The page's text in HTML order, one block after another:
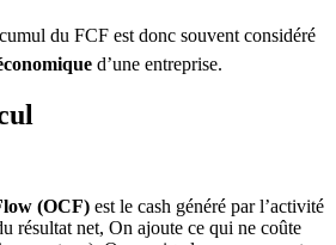
du FCF est donc souvent considéré
d’une entreprise.
(OCF) est le cash généré par l’activité
résultat net, On ajoute ce qui ne coûte